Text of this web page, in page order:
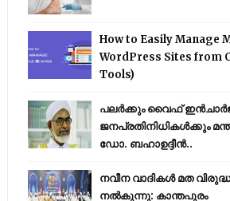
How to Easily Manage
WordPress Sites from
Tools)
പലർക്കും വൈഫ്
ജനപ്രതിനിധികൾക്കും
ഡോ. ബഹാഉദ്ദീൻ..
നവീന വാദികൾ മത
നൽകുന്നു: കാന്തപുരം